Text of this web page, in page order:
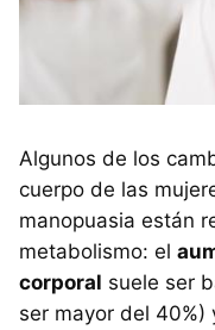
Algunos de los
cuerpo de las
manopuasia están
metabolismo: el
corporal suele ser
ser mayor del